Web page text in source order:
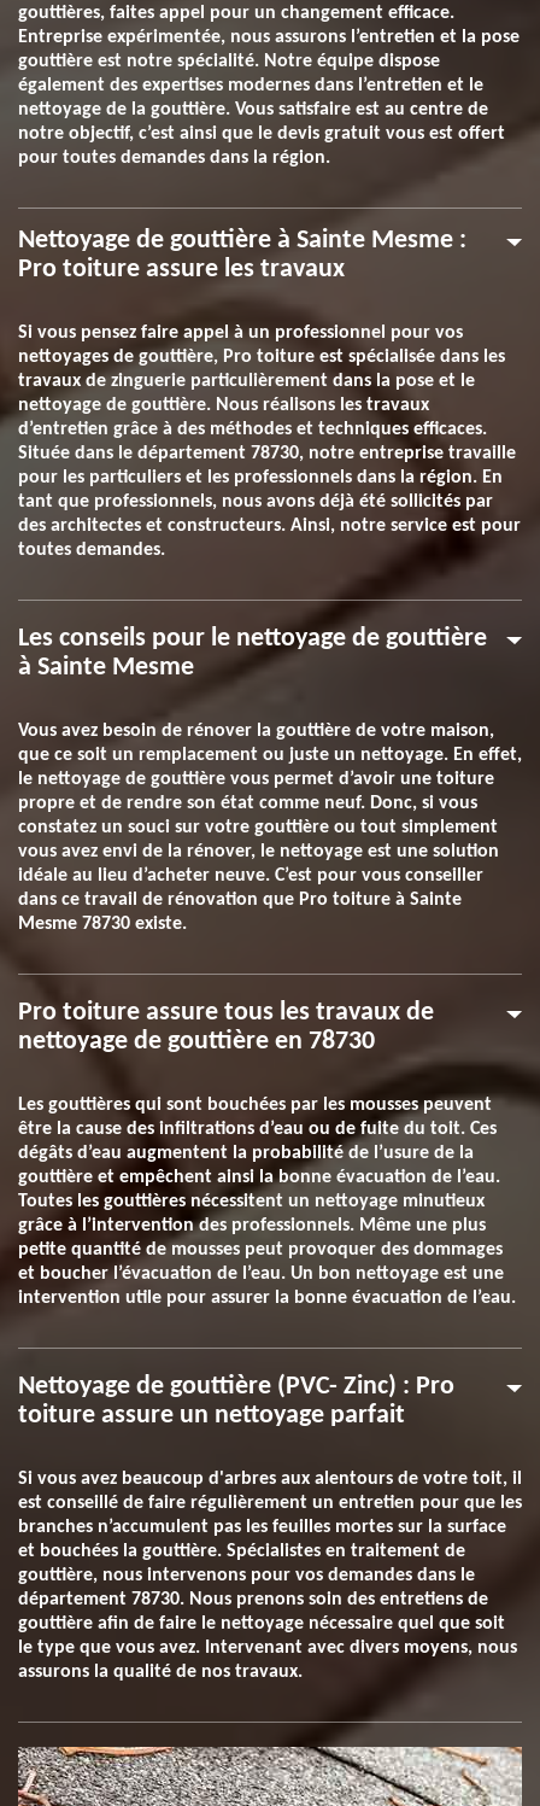
gouttières, faites appel pour un changement efficace.
Entreprise expérimentée, nous assurons l’entretien et la pose
gouttière est notre spécialité. Notre équipe dispose
également des expertises modernes dans l’entretien et le
nettoyage de la gouttière. Vous satisfaire est au centre de
notre objectif, c’est ainsi que le devis gratuit vous est offert
pour toutes demandes dans la région.
Nettoyage de gouttière à Sainte Mesme :
Pro toiture assure les travaux
Si vous pensez faire appel à un professionnel pour vos
nettoyages de gouttière, Pro toiture est spécialisée dans les
travaux de zinguerie particulièrement dans la pose et le
nettoyage de gouttière. Nous réalisons les travaux
d’entretien grâce à des méthodes et techniques efficaces.
Située dans le département 78730, notre entreprise travaille
pour les particuliers et les professionnels dans la région. En
tant que professionnels, nous avons déjà été sollicités par
des architectes et constructeurs. Ainsi, notre service est pour
toutes demandes.
Les conseils pour le nettoyage de gouttière
à Sainte Mesme
Vous avez besoin de rénover la gouttière de votre maison,
que ce soit un remplacement ou juste un nettoyage. En effet,
le nettoyage de gouttière vous permet d’avoir une toiture
propre et de rendre son état comme neuf. Donc, si vous
constatez un souci sur votre gouttière ou tout simplement
vous avez envi de la rénover, le nettoyage est une solution
idéale au lieu d’acheter neuve. C’est pour vous conseiller
dans ce travail de rénovation que Pro toiture à Sainte
Mesme 78730 existe.
Pro toiture assure tous les travaux de
nettoyage de gouttière en 78730
Les gouttières qui sont bouchées par les mousses peuvent
être la cause des infiltrations d’eau ou de fuite du toit. Ces
dégâts d’eau augmentent la probabilité de l’usure de la
gouttière et empêchent ainsi la bonne évacuation de l’eau.
Toutes les gouttières nécessitent un nettoyage minutieux
grâce à l’intervention des professionnels. Même une plus
petite quantité de mousses peut provoquer des dommages
et boucher l’évacuation de l’eau. Un bon nettoyage est une
intervention utile pour assurer la bonne évacuation de l’eau.
Nettoyage de gouttière (PVC- Zinc) : Pro
toiture assure un nettoyage parfait
Si vous avez beaucoup d'arbres aux alentours de votre toit, il
est conseillé de faire régulièrement un entretien pour que les
branches n’accumulent pas les feuilles mortes sur la surface
et bouchées la gouttière. Spécialistes en traitement de
gouttière, nous intervenons pour vos demandes dans le
département 78730. Nous prenons soin des entretiens de
gouttière afin de faire le nettoyage nécessaire quel que soit
le type que vous avez. Intervenant avec divers moyens, nous
assurons la qualité de nos travaux.